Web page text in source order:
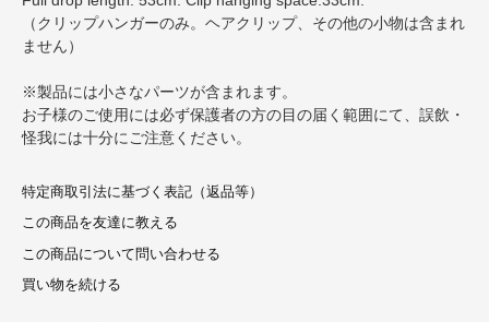
（クリップハンガーのみ。ヘアクリップ、その他の小物は含まれ
ません）
※製品には小さなパーツが含まれます。
お子様のご使用には必ず保護者の方の目の届く範囲にて、誤飲・
怪我には十分にご注意ください。
特定商取引法に基づく表記（返品等）
この商品を友達に教える
この商品について問い合わせる
買い物を続ける